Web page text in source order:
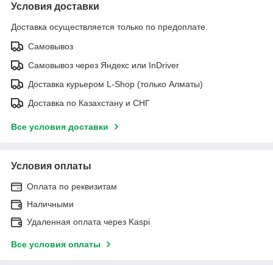
Условия доставки
Доставка осуществляется только по предоплате.
Самовывоз
Самовывоз через Яндекс или InDriver
Доставка курьером L-Shop (только Алматы)
Доставка по Казахстану и СНГ
Все условия доставки
Условия оплаты
Оплата по реквизитам
Наличными
Удаленная оплата через Kaspi
Все условия оплаты